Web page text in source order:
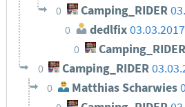
0 Camping_RIDER
0 dedlfix
0 Camping_RIDER
0 Camping_RIDER
0 Matthias Scharwies